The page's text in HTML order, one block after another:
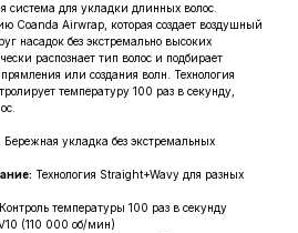
система для укладки длинных волос.
Coanda Airwrap, которая создает воздушный
насадок без экстремально высоких
распознает тип волос и подбирает
или создания волн. Технология
температуру 100 раз в секунду,
Бережная укладка без экстремальных
Технология Straight+Wavy для разных
Контроль температуры 100 раз в секунду
(110 000 об/мин)